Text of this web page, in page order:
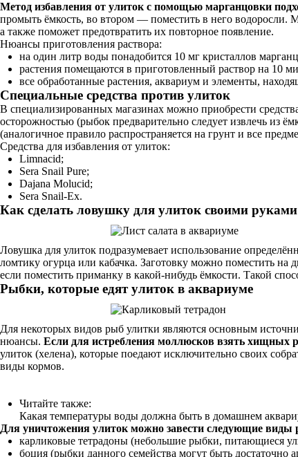
Метод избавления от улиток с помощью марганцовки
промыть ёмкость, во втором — поместить в него водоросли.
а также поможет предотвратить их повторное появление.
Нюансы приготовления раствора:
на один литр воды понадобится 10 мг кристаллов
растения помещаются в приготовленный раствор на 10
все обработанные растения, аквариум и элементы,
Специальные средства против улиток
В специализированных магазинах можно приобрести
осторожностью (рыбок предварительно следует извлечь из
(аналогичное правило распространяется на грунт и все
Средства для избавления от улиток:
Limnacid;
Sera Snail Pure;
Dajana Molucid;
Sera Snail-Eх.
Как сделать ловушку для улиток своими руками
Ловушка для улиток подразумевает использование
ломтику огурца или кабачка. Заготовку можно поместить на
если поместить приманку в какой-нибудь ёмкости. Такой
Рыбки, которые едят улиток в аквариуме
Для некоторых видов рыб улитки являются основным
нюансы. Если для истребления моллюсков взять хищных
улиток (хелена), которые поедают исключительно своих
виды кормов.
Читайте также:
Какая температуры воды должна быть в домашнем
Для уничтожения улиток можно завести следующие виды
карликовые тетрадоны (небольшие рыбки, питающиеся
боция (рыбки данного семейства могут быть достаточно